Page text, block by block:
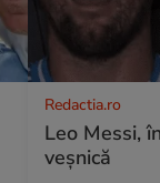
Redactia.ro
Leo Messi,
veșnică